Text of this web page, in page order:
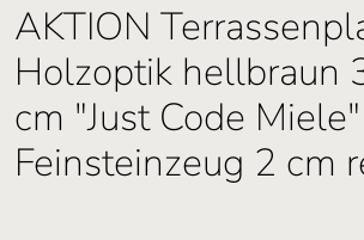
AKTION
Holzoptik hellbraun
cm "Just Code Miele"
Feinsteinzeug 2 cm